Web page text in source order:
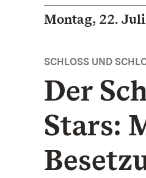
Montag, 22.
SCHLOSS UND
Der
Stars: